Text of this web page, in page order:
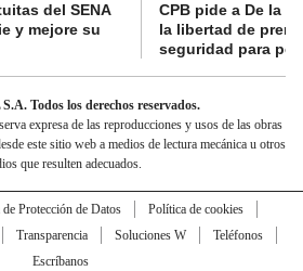
del SENA
y mejore su
CPB pide a De la
la libertad de
seguridad para
Todos los derechos reservados.
expresa de las reproducciones y usos de las obras
este sitio web a medios de lectura mecánica u otros
que resulten adecuados.
Protección de Datos
Política de cookies
Transparencia Soluciones W
Teléfonos
Escríbanos